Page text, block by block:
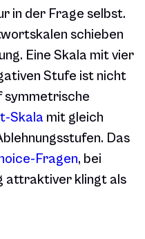
in der Frage selbst.
schieben
Eine Skala mit vier
Stufe ist nicht
symmetrische
Skala mit gleich
Das
Fragen, bei
attraktiver klingt als